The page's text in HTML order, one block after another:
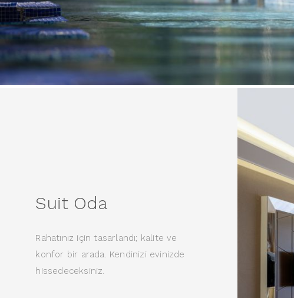
Suit Oda
Rahatınız için tasarlandı; kalite ve
konfor bir arada. Kendinizi evinizde
hissedeceksiniz.